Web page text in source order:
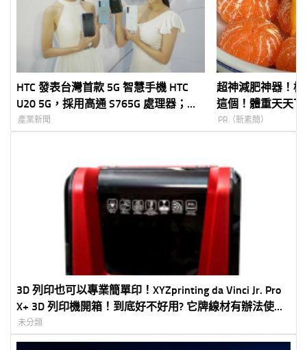
HTC 發表台灣首款 5G 智慧手機 HTC
U20 5G，採用高通 S765G 處理器；還
有 HTC Desire 20 pro (規格 / 上市 / 售
價)
產業新聞
超神減肥神器！
這個！體重天天下
PR（新素簡）
3D 列印也可以專業簡單印！XYZprinting da Vinci Jr. Pro
X+ 3D 列印機開箱！到底好不好用? 它牌線材有辦法使用
嗎?
未分類